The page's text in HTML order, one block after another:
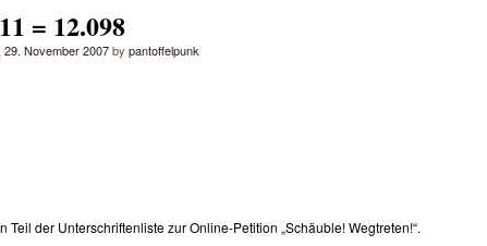
= 12.098
29. November 2007by pantoffelpunk
der Unterschriftenliste zur Online-Petition „Schäuble! Wegtreten!“.